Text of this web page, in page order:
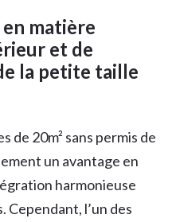
matière
et de
la petite taille
de 20m² sans permis de
un avantage en
harmonieuse
Cependant, l’un des